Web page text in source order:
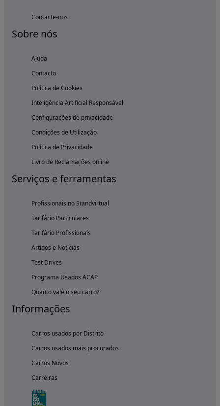
Contacte-nos
Sobre nós
Ajuda
Contacto
Política de Cookies
Inteligência Artificial Responsável
Configurações de privacidade
Condições de Utilização
Política de Privacidade
Livro de Reclamações online
Serviços e ferramentas
Profissionais no Standvirtual
Tarifário Particulares
Tarifário Profissionais
Artigos e Notícias
Test Drives
Programa Usados ACAP
Quanto vale o seu carro?
Informações
Carros usados por Distrito
Carros usados mais procurados
Carros Novos
Carreiras